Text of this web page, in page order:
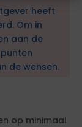
heeft
Om in
aan de
de wensen.
op minimaal